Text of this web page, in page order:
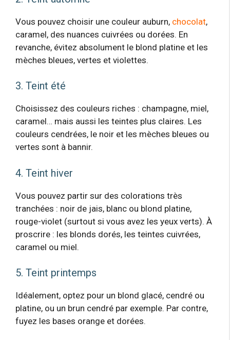
Vous pouvez choisir une couleur auburn, chocolat,
caramel, des nuances cuivrées ou dorées. En
revanche, évitez absolument le blond platine et les
mèches bleues, vertes et violettes.
3. Teint été
Choisissez des couleurs riches : champagne, miel,
caramel… mais aussi les teintes plus claires. Les
couleurs cendrées, le noir et les mèches bleues ou
vertes sont à bannir.
4. Teint hiver
Vous pouvez partir sur des colorations très
tranchées : noir de jais, blanc ou blond platine,
rouge-violet (surtout si vous avez les yeux verts). À
proscrire : les blonds dorés, les teintes cuivrées,
caramel ou miel.
5. Teint printemps
Idéalement, optez pour un blond glacé, cendré ou
platine, ou un brun cendré par exemple. Par contre,
fuyez les bases orange et dorées.